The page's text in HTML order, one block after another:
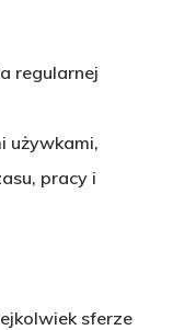
regularnej
używkami,
pracy i
sferze